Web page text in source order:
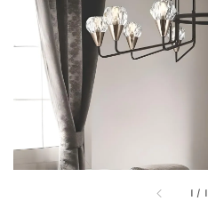
1 / 1